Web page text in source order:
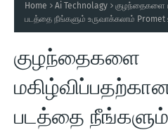
Home Ai Technolagy
குழந்தைகளை
படத்தை நீங்களும் உருவாக்கலாம்
குழந்தைகளை
படத்தை நீங்களும்